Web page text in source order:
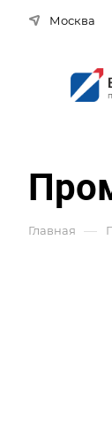
Москва
Главная —